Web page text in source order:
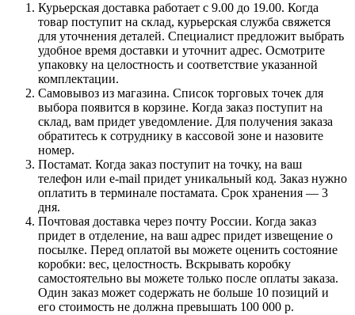
Курьерская доставка работает с 9.00 до 19.00. Когда
товар поступит на склад, курьерская служба свяжется
для уточнения деталей. Специалист предложит выбрать
удобное время доставки и уточнит адрес. Осмотрите
упаковку на целостность и соответствие указанной
комплектации.
Самовывоз из магазина. Список торговых точек для
выбора появится в корзине. Когда заказ поступит на
склад, вам придет уведомление. Для получения заказа
обратитесь к сотруднику в кассовой зоне и назовите
номер.
Постамат. Когда заказ поступит на точку, на ваш
телефон или e-mail придет уникальный код. Заказ нужно
оплатить в терминале постамата. Срок хранения — 3
дня.
Почтовая доставка через почту России. Когда заказ
придет в отделение, на ваш адрес придет извещение о
посылке. Перед оплатой вы можете оценить состояние
коробки: вес, целостность. Вскрывать коробку
самостоятельно вы можете только после оплаты заказа.
Один заказ может содержать не больше 10 позиций и
его стоимость не должна превышать 100 000 р.